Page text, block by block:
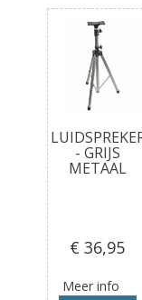
- GRIJS
METAAL
€ 36,95
Meer info